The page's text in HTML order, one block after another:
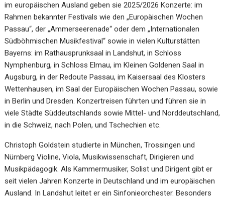
im europäischen Ausland geben sie 2025/2026 Konzerte: im
Rahmen bekannter Festivals wie den „Europäischen Wochen
Passau“, der „Ammerseerenade“ oder dem „Internationalen
Südböhmischen Musikfestival“ sowie in vielen Kulturstätten
Bayerns: im Rathausprunksaal in Landshut, in Schloss
Nymphenburg, in Schloss Elmau, im Kleinen Goldenen Saal in
Augsburg, in der Redoute Passau, im Kaisersaal des Klosters
Wettenhausen, im Saal der Europäischen Wochen Passau, sowie
in Berlin und Dresden. Konzertreisen führten und führen sie in
viele Städte Süddeutschlands sowie Mittel- und Norddeutschland,
in die Schweiz, nach Polen, und Tschechien etc.
Christoph Goldstein studierte in München, Trossingen und
Nürnberg Violine, Viola, Musikwissenschaft, Dirigieren und
Musikpädagogik. Als Kammermusiker, Solist und Dirigent gibt er
seit vielen Jahren Konzerte in Deutschland und im europäischen
Ausland. In Landshut leitet er ein Sinfonieorchester. Besonders